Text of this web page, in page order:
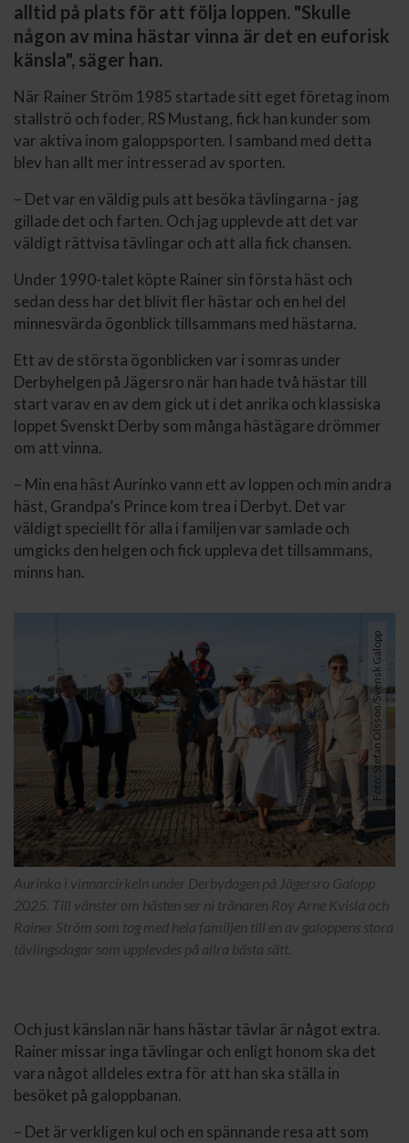
alltid på plats för att följa loppen. "Skulle
någon av mina hästar vinna är det en euforisk
känsla", säger han.
När Rainer Ström 1985 startade sitt eget företag inom
stallströ och foder, RS Mustang, fick han kunder som
var aktiva inom galoppsporten. I samband med detta
blev han allt mer intresserad av sporten.
– Det var en väldig puls att besöka tävlingarna - jag
gillade det och farten. Och jag upplevde att det var
väldigt rättvisa tävlingar och att alla fick chansen.
Under 1990-talet köpte Rainer sin första häst och
sedan dess har det blivit fler hästar och en hel del
minnesvärda ögonblick tillsammans med hästarna.
Ett av de största ögonblicken var i somras under
Derbyhelgen på Jägersro när han hade två hästar till
start varav en av dem gick ut i det anrika och klassiska
loppet Svenskt Derby som många hästägare drömmer
om att vinna.
– Min ena häst Aurinko vann ett av loppen och min andra
häst, Grandpa’s Prince kom trea i Derbyt. Det var
väldigt speciellt för alla i familjen var samlade och
umgicks den helgen och fick uppleva det tillsammans,
minns han.
Foto: Stefan Olsson/Svensk Galopp
Aurinko i vinnarcirkeln under Derbydagen på Jägersro Galopp
2025. Till vänster om hästen ser ni tränaren Roy Arne Kvisla och
Rainer Ström som tog med hela familjen till en av galoppens stora
tävlingsdagar som upplevdes på allra bästa sätt.
Och just känslan när hans hästar tävlar är något extra.
Rainer missar inga tävlingar och enligt honom ska det
vara något alldeles extra för att han ska ställa in
besöket på galoppbanan.
– Det är verkligen kul och en spännande resa att som